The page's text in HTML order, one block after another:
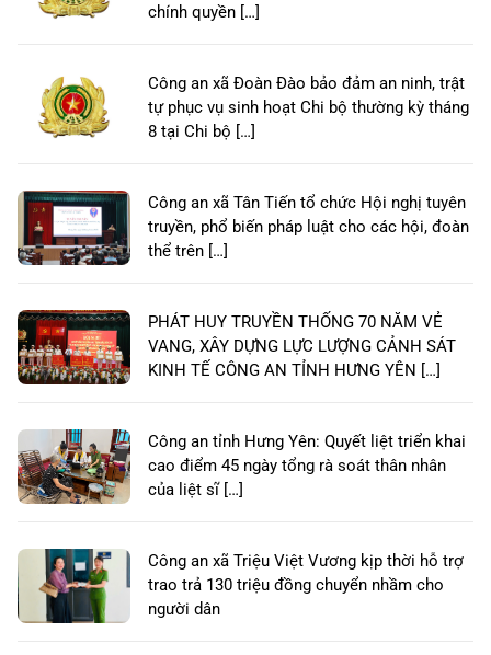
chính quyền […]
Công an xã Đoàn Đào bảo đảm an ninh, trật
tự phục vụ sinh hoạt Chi bộ thường kỳ tháng
8 tại Chi bộ […]
Công an xã Tân Tiến tổ chức Hội nghị tuyên
truyền, phổ biến pháp luật cho các hội, đoàn
thể trên […]
PHÁT HUY TRUYỀN THỐNG 70 NĂM VẺ
VANG, XÂY DỰNG LỰC LƯỢNG CẢNH SÁT
KINH TẾ CÔNG AN TỈNH HƯNG YÊN […]
Công an tỉnh Hưng Yên: Quyết liệt triển khai
cao điểm 45 ngày tổng rà soát thân nhân
của liệt sĩ […]
Công an xã Triệu Việt Vương kịp thời hỗ trợ
trao trả 130 triệu đồng chuyển nhầm cho
người dân